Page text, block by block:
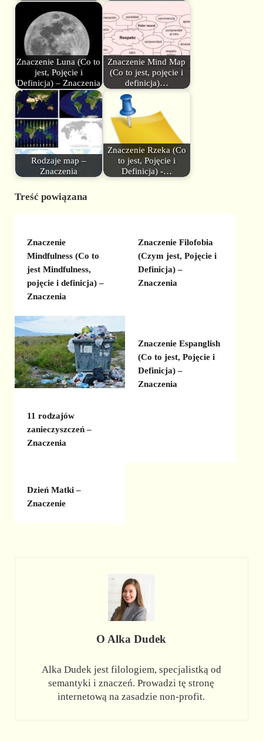
Znaczenie Luna (Co to
jest, Pojęcie i
Definicja) – Znaczenia
Znaczenie Mind Map
(Co to jest, pojęcie i
definicja)…
Rodzaje map –
Znaczenia
Znaczenie Rzeka (Co
to jest, Pojęcie i
Definicja) -…
Treść powiązana
Znaczenie
Mindfulness (Co to
jest Mindfulness,
pojęcie i definicja) –
Znaczenia
Znaczenie Filofobia
(Czym jest, Pojęcie i
Definicja) –
Znaczenia
11 rodzajów
zanieczyszczeń –
Znaczenia
Znaczenie Espanglish
(Co to jest, Pojęcie i
Definicja) –
Znaczenia
Dzień Matki –
Znaczenie
O Alka Dudek
Alka Dudek jest filologiem, specjalistką od
semantyki i znaczeń. Prowadzi tę stronę
internetową na zasadzie non-profit.